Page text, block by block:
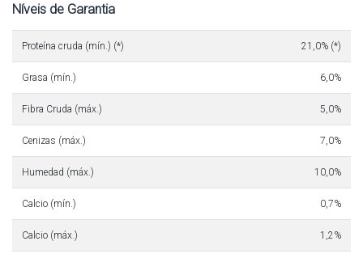
Níveis de Garantia
Proteína cruda (mín.) (*) 21,0% (*)
Grasa (mín.) 6,0%
Fibra Cruda (máx.) 5,0%
Cenizas (máx.) 7,0%
Humedad (máx.) 10,0%
Calcio (mín.) 0,7%
Calcio (máx.) 1,2%